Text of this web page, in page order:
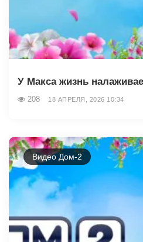
У Макса жизнь
208 18 АПРЕЛЯ, 2026 10:34
Видео Дом-2